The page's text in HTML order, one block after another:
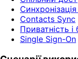
Contacts Sync
Приватність і
Single Sign-On